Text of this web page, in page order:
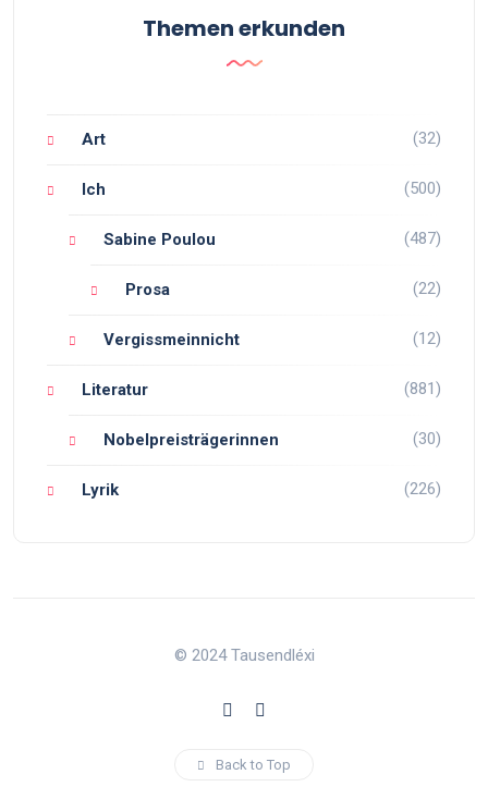
Themen erkunden
Art (32)
Ich (500)
Sabine Poulou (487)
Prosa (22)
Vergissmeinnicht (12)
Literatur (881)
Nobelpreisträgerinnen (30)
Lyrik (226)
© 2024 Tausendléxi
Back to Top